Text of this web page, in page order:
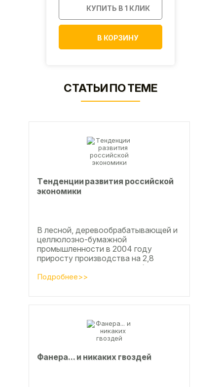
КУПИТЬ В 1 КЛИК
В КОРЗИНУ
СТАТЬИ ПО ТЕМЕ
Тeндeнции paзвития poccийcкoй
экoнoмики
В лесной, деревообрабатывающей и
целлюлозно-бумажной
промышленности в 2004 году
приросту производства на 2,8
процента во многом способствовали
развитие тех подотраслей,
Подробнее>>
Фанерa... и никaкиx гвoздeй